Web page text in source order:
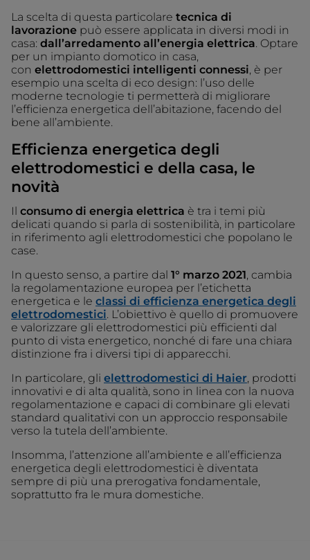
La scelta di questa particolare tecnica di
lavorazione può essere applicata in diversi modi in
casa: dall’arredamento all’energia elettrica. Optare
per un impianto domotico in casa,
con elettrodomestici intelligenti connessi , è per
esempio una scelta di eco design: l’uso delle
moderne tecnologie ti permetterà di migliorare
l’efficienza energetica dell’abitazione, facendo del
bene all’ambiente.
Efficienza energetica degli
elettrodomestici e della casa, le
novità
Il consumo di energia elettrica è tra i temi più
delicati quando si parla di sostenibilità, in particolare
in riferimento agli elettrodomestici che popolano le
case.
In questo senso, a partire dal 1° marzo 2021 , cambia
la regolamentazione europea per l’etichetta
energetica e le classi di efficienza energetica degli
elettrodomestici. L’obiettivo è quello di promuovere
e valorizzare gli elettrodomestici più efficienti dal
punto di vista energetico, nonché di fare una chiara
distinzione fra i diversi tipi di apparecchi.
In particolare, gli elettrodomestici di Haier , prodotti
innovativi e di alta qualità, sono in linea con la nuova
regolamentazione e capaci di combinare gli elevati
standard qualitativi con un approccio responsabile
verso la tutela dell’ambiente.
Insomma, l’attenzione all’ambiente e all’efficienza
energetica degli elettrodomestici è diventata
sempre di più una prerogativa fondamentale,
soprattutto fra le mura domestiche.